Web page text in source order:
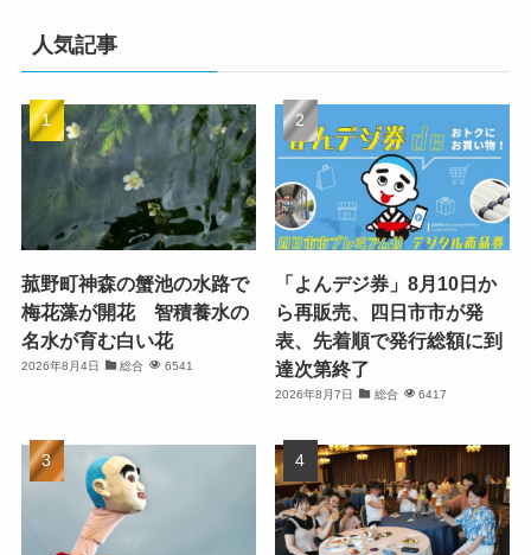
人気記事
菰野町神森の蟹池の水路で
梅花藻が開花 智積養水の
名水が育む白い花
2026年8月4日 総合 6541
「よんデジ券」8月10日か
ら再販売、四日市市が発
表、先着順で発行総額に到
達次第終了
2026年8月7日 総合 6417